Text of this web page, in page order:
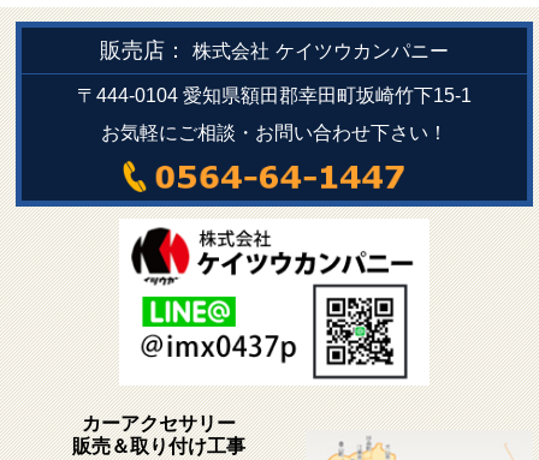
販売店：株式会社 ケイツウカンパニー
〒444-0104 愛知県額田郡幸田町坂崎竹下15-1
お気軽にご相談・お問い合わせ下さい！
カーアクセサリー
販売＆取り付け工事